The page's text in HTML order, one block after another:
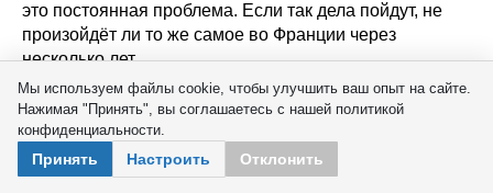
это постоянная проблема. Если так дела пойдут, не
произойдёт ли то же самое во Франции через
несколько лет.
Кувалин
Выскажу одну гипотезу. Зачем государства во
Мы используем файлы cookie, чтобы улучшить ваш опыт на сайте.
Нажимая "Принять", вы соглашаетесь с нашей политикой
конфиденциальности.
Принять Настроить Отклонить